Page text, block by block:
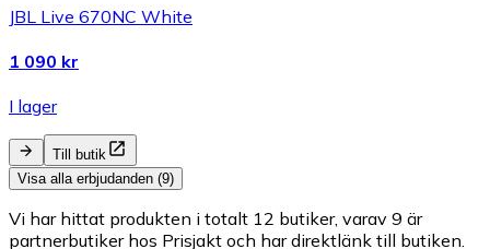
JBL Live 670NC White
1 090 kr
I lager
Till butik
Visa alla erbjudanden (9)
Vi har hittat produkten i totalt 12 butiker, varav 9 är
partnerbutiker hos Prisjakt och har direktlänk till butiken.